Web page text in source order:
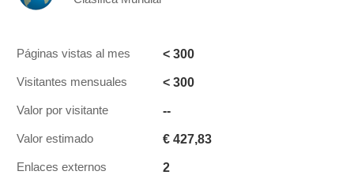
Páginas vistas al mes < 300
Visitantes mensuales < 300
Valor por visitante --
Valor estimado € 427,83
Enlaces externos 2